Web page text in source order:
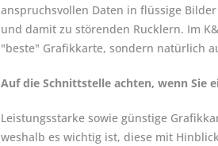
anspruchsvollen Daten in flüssige
und damit zu störenden Rucklern. Im
"beste" Grafikkarte, sondern natürlich
Auf die Schnittstelle achten, wenn Sie
Leistungsstarke sowie günstige
weshalb es wichtig ist, diese mit